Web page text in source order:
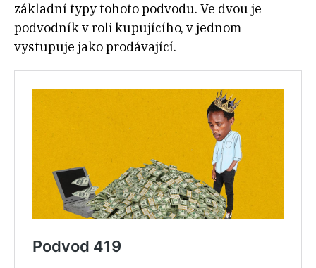
základní typy tohoto podvodu. Ve dvou je
podvodník v roli kupujícího, v jednom
vystupuje jako prodávající.